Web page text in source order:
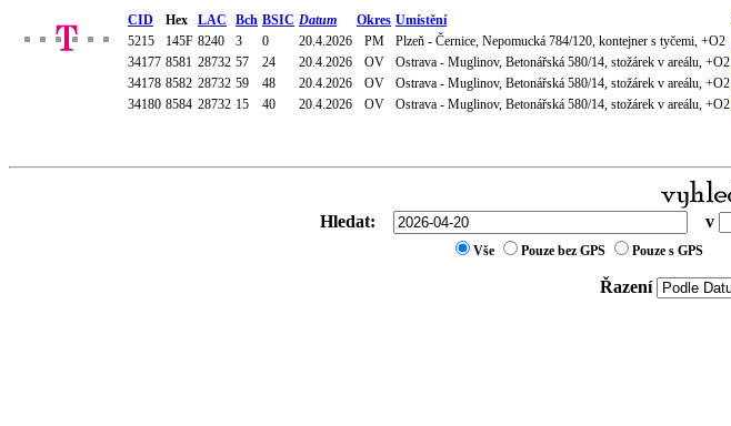
CID Hex LAC Bch BSIC Datum Okres Umístění
5215
145F 8240 3 0 20.4.2026 PM Plzeň - Černice, Nepomucká 784/120, kontejner s tyčemi, +O2
34177 8581 28732 57 24 20.4.2026 OV Ostrava - Muglinov, Betonářská 580/14, stožárek v areálu, +O2
34178 8582 28732 59 48 20.4.2026 OV Ostrava - Muglinov, Betonářská 580/14, stožárek v areálu, +O2
34180 8584 28732 15 40 20.4.2026 OV Ostrava - Muglinov, Betonářská 580/14, stožárek v areálu, +O2
Hledat: v
Vše Pouze bez GPS Pouze s GPS
Řazení